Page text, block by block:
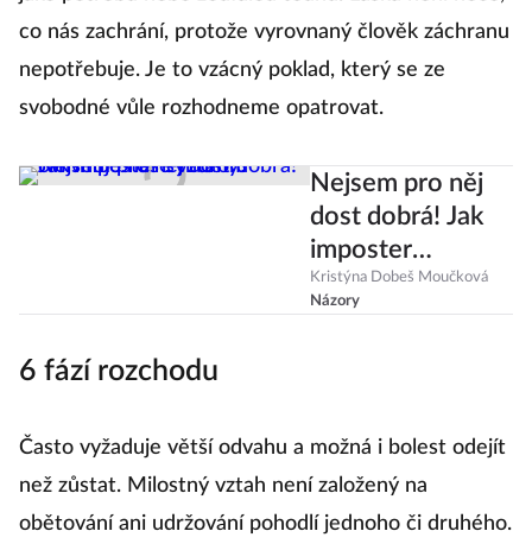
co nás zachrání, protože vyrovnaný člověk záchranu
nepotřebuje. Je to vzácný poklad, který se ze
svobodné vůle rozhodneme opatrovat.
Nejsem pro něj
dost dobrá! Jak
imposter
syndrom
ovlivňuje naše
Kristýna Dobeš Moučková
Názory
6 fází rozchodu
Často vyžaduje větší odvahu a možná i bolest odejít
než zůstat. Milostný vztah není založený na
obětování ani udržování pohodlí jednoho či druhého.